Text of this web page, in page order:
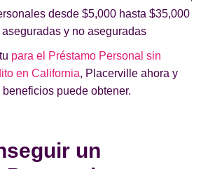
desde $5,000 hasta $35,000
y no aseguradas
para el Préstamo Personal sin
en California, Placerville ahora y
puede obtener.
un